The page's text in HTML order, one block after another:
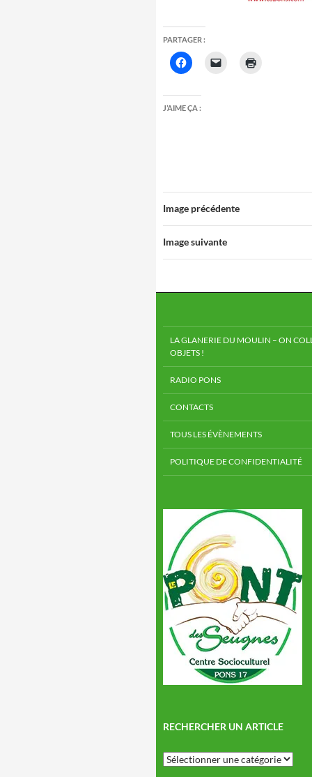
PARTAGER :
J’AIME ÇA :
Image précédente
Image suivante
LA GLANERIE DU MOULIN – ON
OBJETS !
RADIO PONS
CONTACTS
TOUS LES ÉVÈNEMENTS
POLITIQUE DE CONFIDENTIALITÉ
RECHERCHER UN ARTICLE
Rechercher
un